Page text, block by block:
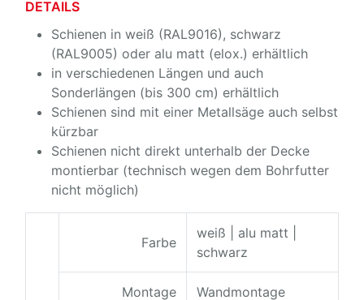
DETAILS
Schienen in weiß (RAL9016), schwarz
(RAL9005) oder alu matt (elox.) erhältlich
in verschiedenen Längen und auch
Sonderlängen (bis 300 cm) erhältlich
Schienen sind mit einer Metallsäge auch selbst
kürzbar
Schienen nicht direkt unterhalb der Decke
montierbar (technisch wegen dem Bohrfutter
nicht möglich)
Farbe
weiß | alu matt |
schwarz
Montage Wandmontage